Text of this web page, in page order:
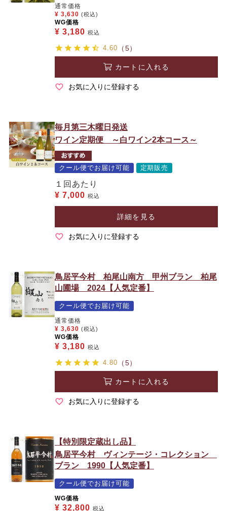
通常価格
¥ 3,630 (税込)
WG価格
¥ 3,180 税込
4.60 （5）
カートに入れる
お気に入りに登録する
毎月第三木曜日発送
ワイン定期便 ～白ワイン2本コース～
クール便でお届け可能 定期販売
１回あたり
¥ 7,000 税込
詳細を見る
お気に入りに登録する
鳥居平今村 柏尾山南方 甲州ブラン 柏尾
山圃場 2024【人気定番】
クール便でお届け可能
通常価格
¥ 3,630 (税込)
WG価格
¥ 3,180 税込
4.80 （5）
カートに入れる
お気に入りに登録する
【特別限定蔵出し品】
鳥居平今村 ヴィンテージ・コレクション
ブラン 1990【人気定番】
クール便でお届け可能
WG価格
¥ 32,800 税込